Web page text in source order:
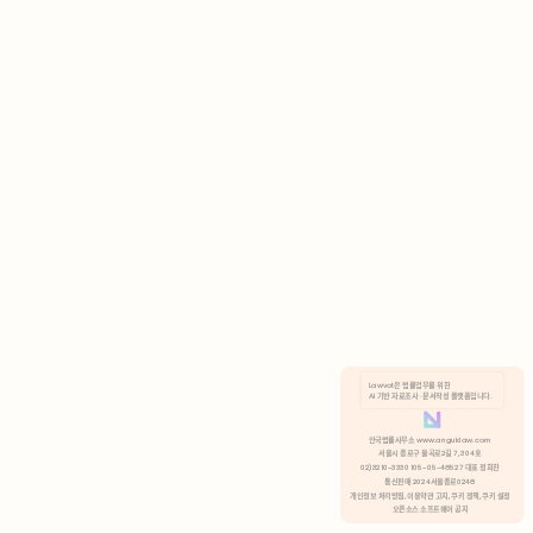
분석 쿠키 허용
Lawvot은 법률업무를 위한
AI 기반 자료조사 · 문서작성 플랫폼입니다.
안국법률사무소 www.anguklaw.com
서울시 종로구 율곡로2길 7, 304호
02)3210-3330 105-05-48527 대표 정희찬
통신판매 2024서울종로0248
개인정보 처리방침, 이용약관 고지, 쿠키 정책, 쿠키 설정
오픈소스 소프트웨어 공지